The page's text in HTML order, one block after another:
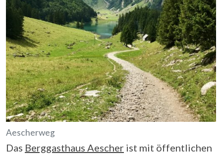
Aescherweg
Das Berggasthaus Aescher ist mit öffentlichen